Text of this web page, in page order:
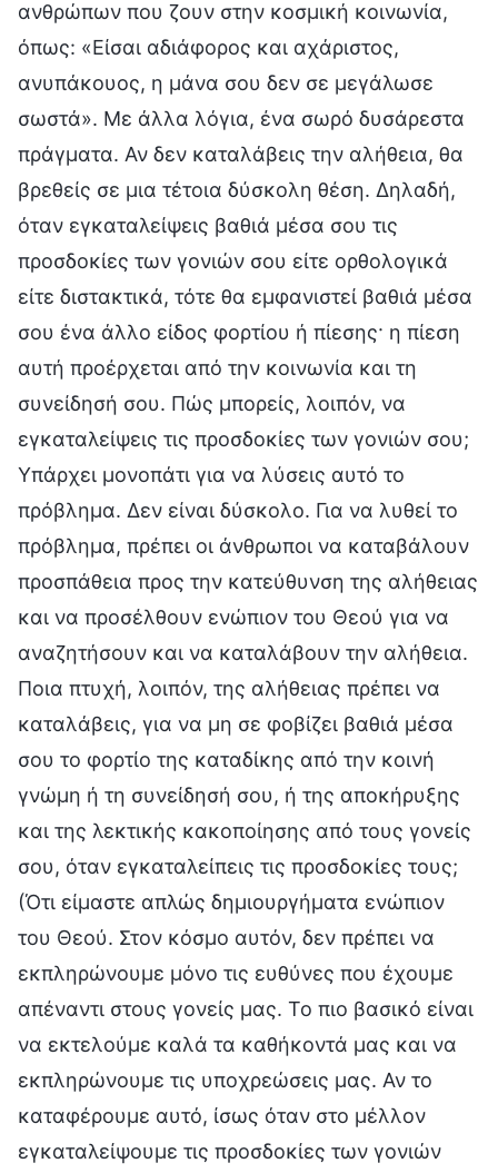
ανθρώπων που ζουν στην κοσμική κοινωνία,
όπως: «Είσαι αδιάφορος και αχάριστος,
ανυπάκουος, η μάνα σου δεν σε μεγάλωσε
σωστά». Με άλλα λόγια, ένα σωρό δυσάρεστα
πράγματα. Αν δεν καταλάβεις την αλήθεια, θα
βρεθείς σε μια τέτοια δύσκολη θέση. Δηλαδή,
όταν εγκαταλείψεις βαθιά μέσα σου τις
προσδοκίες των γονιών σου είτε ορθολογικά
είτε διστακτικά, τότε θα εμφανιστεί βαθιά μέσα
σου ένα άλλο είδος φορτίου ή πίεσης· η πίεση
αυτή προέρχεται από την κοινωνία και τη
συνείδησή σου. Πώς μπορείς, λοιπόν, να
εγκαταλείψεις τις προσδοκίες των γονιών σου;
Υπάρχει μονοπάτι για να λύσεις αυτό το
πρόβλημα. Δεν είναι δύσκολο. Για να λυθεί το
πρόβλημα, πρέπει οι άνθρωποι να καταβάλουν
προσπάθεια προς την κατεύθυνση της αλήθειας
και να προσέλθουν ενώπιον του Θεού για να
αναζητήσουν και να καταλάβουν την αλήθεια.
Ποια πτυχή, λοιπόν, της αλήθειας πρέπει να
καταλάβεις, για να μη σε φοβίζει βαθιά μέσα
σου το φορτίο της καταδίκης από την κοινή
γνώμη ή τη συνείδησή σου, ή της αποκήρυξης
και της λεκτικής κακοποίησης από τους γονείς
σου, όταν εγκαταλείπεις τις προσδοκίες τους;
(Ότι είμαστε απλώς δημιουργήματα ενώπιον
του Θεού. Στον κόσμο αυτόν, δεν πρέπει να
εκπληρώνουμε μόνο τις ευθύνες που έχουμε
απέναντι στους γονείς μας. Το πιο βασικό είναι
να εκτελούμε καλά τα καθήκοντά μας και να
εκπληρώνουμε τις υποχρεώσεις μας. Αν το
καταφέρουμε αυτό, ίσως όταν στο μέλλον
εγκαταλείψουμε τις προσδοκίες των γονιών